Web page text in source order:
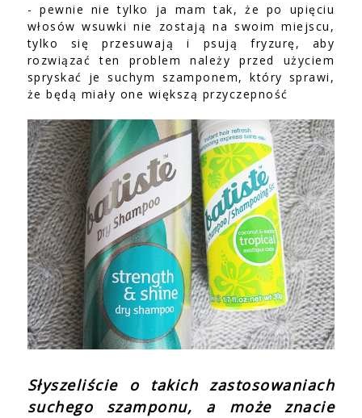
- pewnie nie tylko ja mam tak, że po upięciu
włosów wsuwki nie zostają na swoim miejscu,
tylko się przesuwają i psują fryzurę, aby
rozwiązać ten problem należy przed użyciem
spryskać je suchym szamponem, który sprawi,
że będą miały one większą przyczepność
Słyszeliście o takich zastosowaniach
suchego szamponu, a może znacie